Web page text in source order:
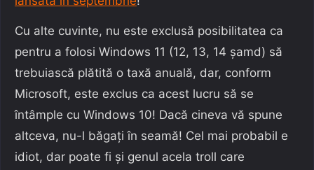
Cu alte cuvinte, nu este exclusă posibilitatea ca
pentru a folosi Windows 11 (12, 13, 14 șamd) să
trebuiască plătită o taxă anuală, dar, conform
Microsoft, este exclus ca acest lucru să se
întâmple cu Windows 10! Dacă cineva vă spune
altceva, nu-l băgați în seamă! Cel mai probabil e
idiot, dar poate fi și genul acela troll care